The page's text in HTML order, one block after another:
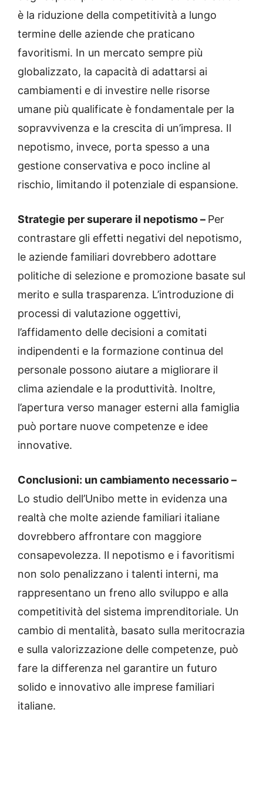
è la riduzione della competitività a lungo
termine delle aziende che praticano
favoritismi. In un mercato sempre più
globalizzato, la capacità di adattarsi ai
cambiamenti e di investire nelle risorse
umane più qualificate è fondamentale per la
sopravvivenza e la crescita di un’impresa. Il
nepotismo, invece, porta spesso a una
gestione conservativa e poco incline al
rischio, limitando il potenziale di espansione.
Strategie per superare il nepotismo – Per
contrastare gli effetti negativi del nepotismo,
le aziende familiari dovrebbero adottare
politiche di selezione e promozione basate sul
merito e sulla trasparenza. L’introduzione di
processi di valutazione oggettivi,
l’affidamento delle decisioni a comitati
indipendenti e la formazione continua del
personale possono aiutare a migliorare il
clima aziendale e la produttività. Inoltre,
l’apertura verso manager esterni alla famiglia
può portare nuove competenze e idee
innovative.
Conclusioni: un cambiamento necessario –
Lo studio dell’Unibo mette in evidenza una
realtà che molte aziende familiari italiane
dovrebbero affrontare con maggiore
consapevolezza. Il nepotismo e i favoritismi
non solo penalizzano i talenti interni, ma
rappresentano un freno allo sviluppo e alla
competitività del sistema imprenditoriale. Un
cambio di mentalità, basato sulla meritocrazia
e sulla valorizzazione delle competenze, può
fare la differenza nel garantire un futuro
solido e innovativo alle imprese familiari
italiane.